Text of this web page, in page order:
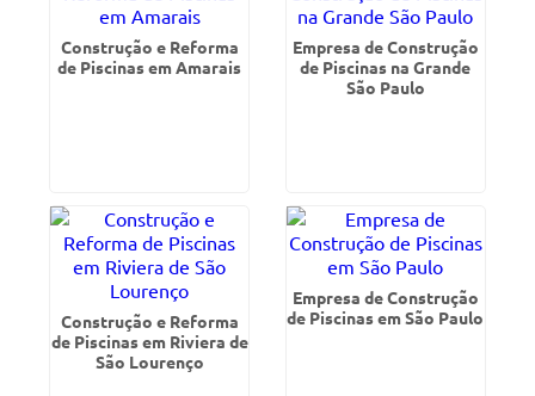
Construção e Reforma
de Piscinas em Amarais
Empresa de Construção
de Piscinas na Grande
São Paulo
Construção e Reforma
de Piscinas em Riviera de
São Lourenço
Empresa de Construção
de Piscinas em São Paulo